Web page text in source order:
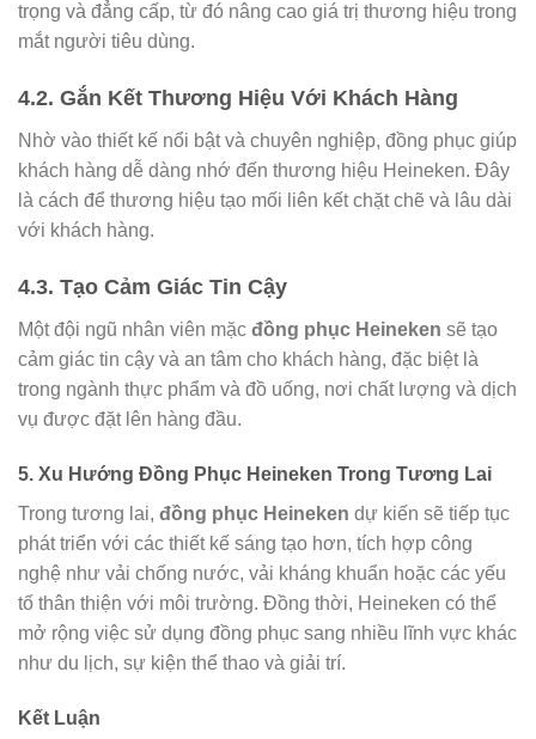
trọng và đẳng cấp, từ đó nâng cao giá trị thương hiệu trong
mắt người tiêu dùng.
4.2. Gắn Kết Thương Hiệu Với Khách Hàng
Nhờ vào thiết kế nổi bật và chuyên nghiệp, đồng phục giúp
khách hàng dễ dàng nhớ đến thương hiệu Heineken. Đây
là cách để thương hiệu tạo mối liên kết chặt chẽ và lâu dài
với khách hàng.
4.3. Tạo Cảm Giác Tin Cậy
Một đội ngũ nhân viên mặc đồng phục Heineken sẽ tạo
cảm giác tin cậy và an tâm cho khách hàng, đặc biệt là
trong ngành thực phẩm và đồ uống, nơi chất lượng và dịch
vụ được đặt lên hàng đầu.
5. Xu Hướng Đồng Phục Heineken Trong Tương Lai
Trong tương lai, đồng phục Heineken dự kiến sẽ tiếp tục
phát triển với các thiết kế sáng tạo hơn, tích hợp công
nghệ như vải chống nước, vải kháng khuẩn hoặc các yếu
tố thân thiện với môi trường. Đồng thời, Heineken có thể
mở rộng việc sử dụng đồng phục sang nhiều lĩnh vực khác
như du lịch, sự kiện thể thao và giải trí.
Kết Luận